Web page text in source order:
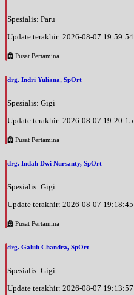
Spesialis: Paru
Update terakhir: 2026-08-07 19:59:54
Pusat Pertamina
drg. Indri Yuliana, SpOrt
Spesialis: Gigi
Update terakhir: 2026-08-07 19:20:15
Pusat Pertamina
drg. Indah Dwi Nursanty, SpOrt
Spesialis: Gigi
Update terakhir: 2026-08-07 19:18:45
Pusat Pertamina
drg. Galuh Chandra, SpOrt
Spesialis: Gigi
Update terakhir: 2026-08-07 19:13:57